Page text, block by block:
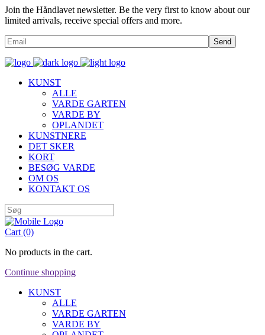
Join the Håndlavet newsletter. Be the very first to know about our
limited arrivals, receive special offers and more.
Send
KUNST
ALLE
VARDE GARTEN
VARDE BY
OPLANDET
KUNSTNERE
DET SKER
KORT
BESØG VARDE
OM OS
KONTAKT OS
Cart (0)
No products in the cart.
Continue shopping
KUNST
ALLE
VARDE GARTEN
VARDE BY